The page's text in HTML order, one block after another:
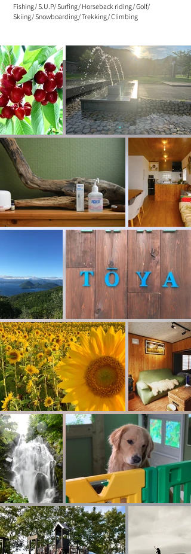
Fishing/ S.U.P/ Surfing/ Horseback riding/ Golf/
Skiing/ Snowboarding/ Trekking/ Climbing